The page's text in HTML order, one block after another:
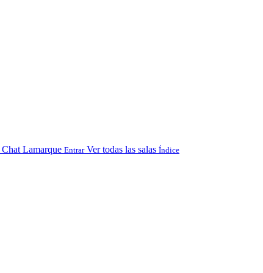
Chat Lamarque Entrar Ver todas las salas Índice